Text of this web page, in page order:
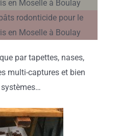
par tapettes, nases,
multi-captures et bien
systèmes…